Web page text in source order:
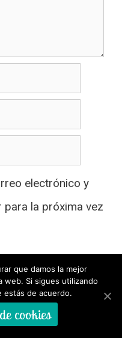
electrónico y
para la próxima vez
de privacidad*
que damos la mejor
web. Si sigues utilizando
estás de acuerdo.
cookies